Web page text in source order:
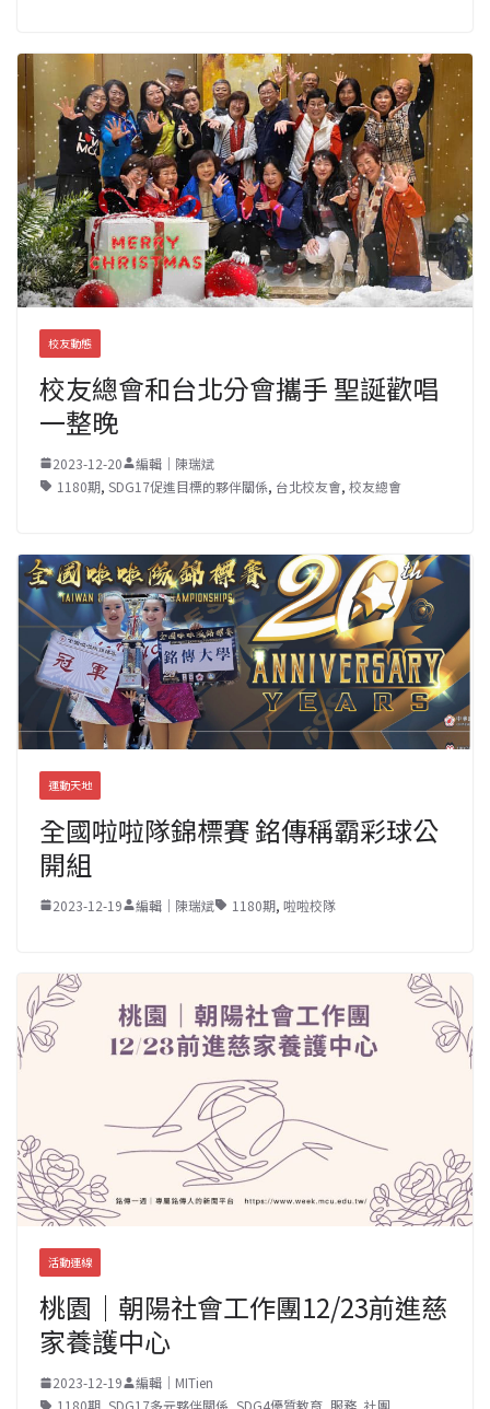
校友動態
校友總會和台北分會攜手 聖誕歡唱
一整晚
2023-12-20
編輯｜陳瑞斌
1180期, SDG17促進目標的夥伴關係, 台北校友會, 校友總會
運動天地
全國啦啦隊錦標賽 銘傳稱霸彩球公
開組
2023-12-19 編輯｜陳瑞斌 1180期, 啦啦校隊
活動連線
桃園｜朝陽社會工作團12/23前進慈
家養護中心
2023-12-19
編輯｜MITien